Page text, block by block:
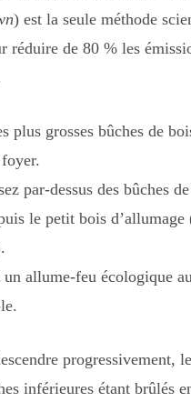
) est la seule méthode
réduire de 80 % les
plus grosses bûches de
par-dessus des bûches
le petit bois
un allume-feu écologique
progressivement,
inférieures étant brûlés